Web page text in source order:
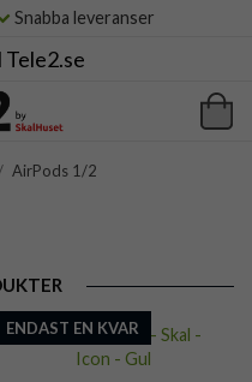
Snabba leveranser
/ AirPods 1/2
ENDAST EN KVAR